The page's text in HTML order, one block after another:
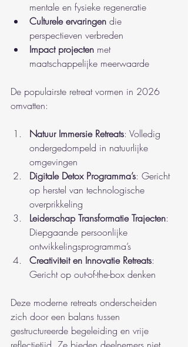
mentale en fysieke regeneratie
Culturele ervaringen die
perspectieven verbreden
Impact projecten met
maatschappelijke meerwaarde
De populairste retreat vormen in 2026
omvatten:
Natuur Immersie Retreats: Volledig
ondergedompeld in natuurlijke
omgevingen
Digitale Detox Programma’s: Gericht
op herstel van technologische
overprikkeling
Leiderschap Transformatie Trajecten:
Diepgaande persoonlijke
ontwikkelingsprogramma’s
Creativiteit en Innovatie Retreats:
Gericht op out-of-the-box denken
Deze moderne retreats onderscheiden
zich door een balans tussen
gestructureerde begeleiding en vrije